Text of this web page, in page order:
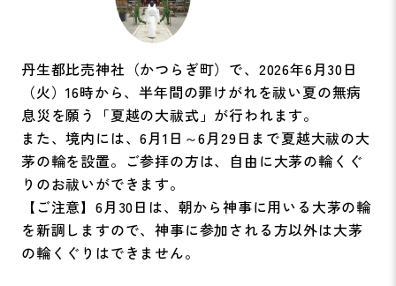
丹生都比売神社（かつらぎ町）で、2026年6月30日
（火）16時から、半年間の罪けがれを祓い夏の無病
息災を願う「夏越の大祓式」が行われます。
また、境内には、6月1日～6月29日まで夏越大祓の大
茅の輪を設置。ご参拝の方は、自由に大茅の輪くぐ
りのお祓いができます。
【ご注意】6月30日は、朝から神事に用いる大茅の輪
を新調しますので、神事に参加される方以外は大茅
の輪くぐりはできません。